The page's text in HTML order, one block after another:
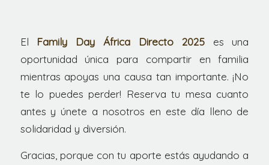
El Family Day África Directo 2025es una
oportunidad única para compartir en familia
mientras apoyas una causa tan importante. ¡No
te lo puedes perder! Reserva tu mesa cuanto
antes y únete a nosotros en este día lleno de
solidaridad y diversión.
Gracias, porque con tu aporte estás ayudando a